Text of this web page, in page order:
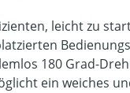
leicht zu
180 Grad-
ein weiches